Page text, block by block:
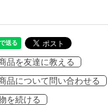
品を友達に教える
品について問い合わせる
を続ける